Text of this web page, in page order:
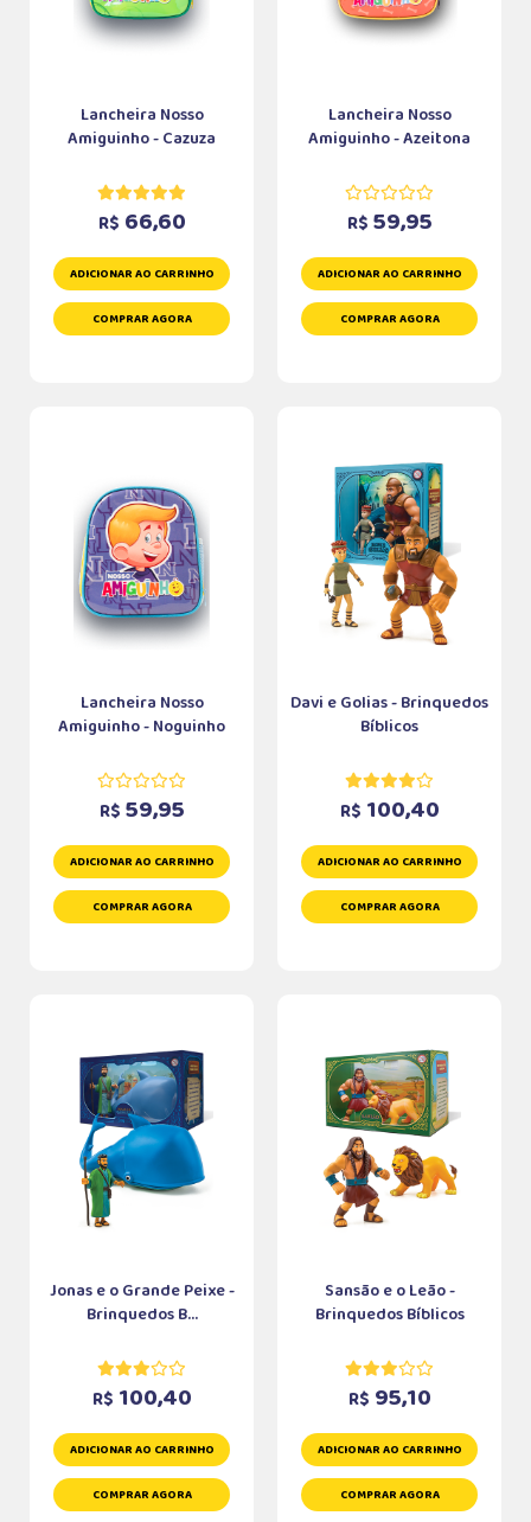
Lancheira Nosso
Amiguinho - Cazuza
R$ 66,60
ADICIONAR AO CARRINHO
COMPRAR AGORA
Lancheira Nosso
Amiguinho - Azeitona
R$ 59,95
ADICIONAR AO CARRINHO
COMPRAR AGORA
Lancheira Nosso
Amiguinho - Noguinho
R$ 59,95
ADICIONAR AO CARRINHO
COMPRAR AGORA
Davi e Golias - Brinquedos
Bíblicos
R$ 100,40
ADICIONAR AO CARRINHO
COMPRAR AGORA
Jonas e o Grande Peixe -
Brinquedos B...
R$ 100,40
ADICIONAR AO CARRINHO
COMPRAR AGORA
Sansão e o Leão -
Brinquedos Bíblicos
R$ 95,10
ADICIONAR AO CARRINHO
COMPRAR AGORA